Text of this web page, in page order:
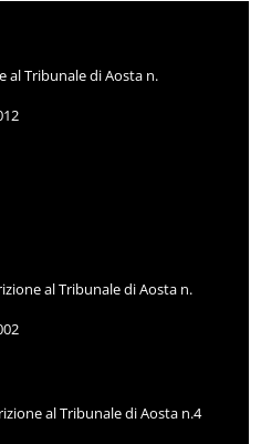
al Tribunale di Aosta n.
al Tribunale di Aosta n.
al Tribunale di Aosta n.4